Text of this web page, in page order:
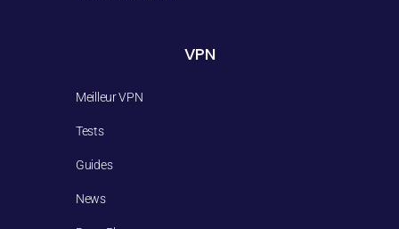
VPN
Meilleur VPN
Tests
Guides
News